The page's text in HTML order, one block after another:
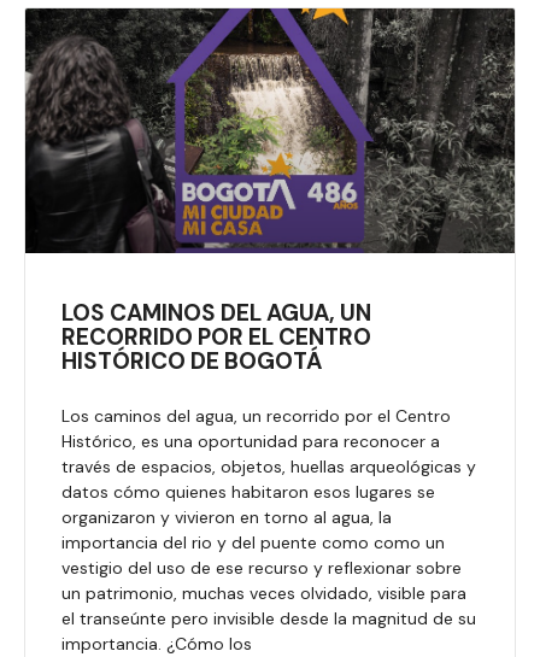
LOS CAMINOS DEL AGUA, UN
RECORRIDO POR EL CENTRO
HISTÓRICO DE BOGOTÁ
Los caminos del agua, un recorrido por el Centro
Histórico, es una oportunidad para reconocer a
través de espacios, objetos, huellas arqueológicas y
datos cómo quienes habitaron esos lugares se
organizaron y vivieron en torno al agua, la
importancia del rio y del puente como como un
vestigio del uso de ese recurso y reflexionar sobre
un patrimonio, muchas veces olvidado, visible para
el transeúnte pero invisible desde la magnitud de su
importancia. ¿Cómo los